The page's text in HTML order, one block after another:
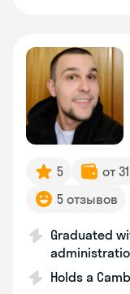
5 от
5 отзывов
Graduated
Holds a